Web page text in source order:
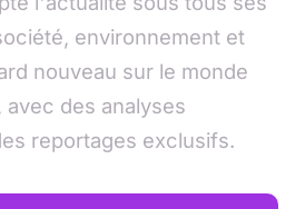
environnement et
nouveau sur le monde
des analyses
reportages exclusifs.